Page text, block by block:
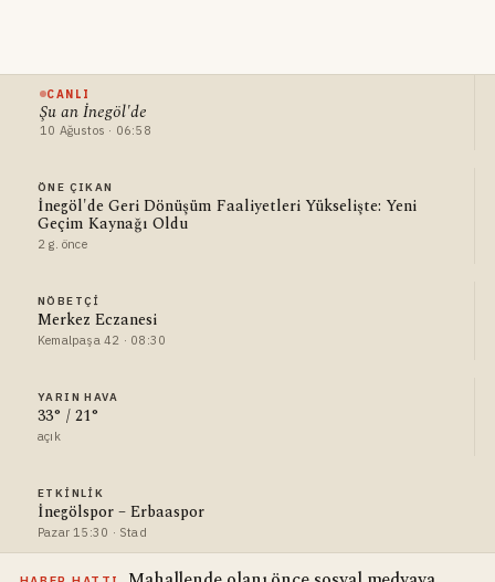
CANLI
Şu an İnegöl'de
10 Ağustos · 06:58
ÖNE ÇIKAN
İnegöl'de Geri Dönüşüm Faaliyetleri Yükselişte: Yeni
Geçim Kaynağı Oldu
2 g. önce
NÖBETÇI
Merkez Eczanesi
Kemalpaşa 42 · 08:30
YARIN HAVA
33° / 21°
açık
ETKINLIK
İnegölspor – Erbaaspor
Pazar 15:30 · Stad